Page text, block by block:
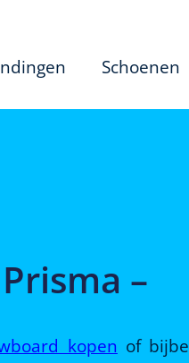
Schoenen
–
kopen of